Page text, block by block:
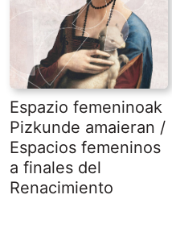
Espazio femeninoak
Pizkunde amaieran /
Espacios femeninos
a finales del
Renacimiento